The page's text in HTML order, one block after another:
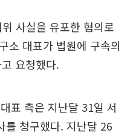
사실을 유포한 혐의로
소 대표가 법원에 구속의
요청했다.
표 측은 지난달 31일 서
를 청구했다. 지난달 26